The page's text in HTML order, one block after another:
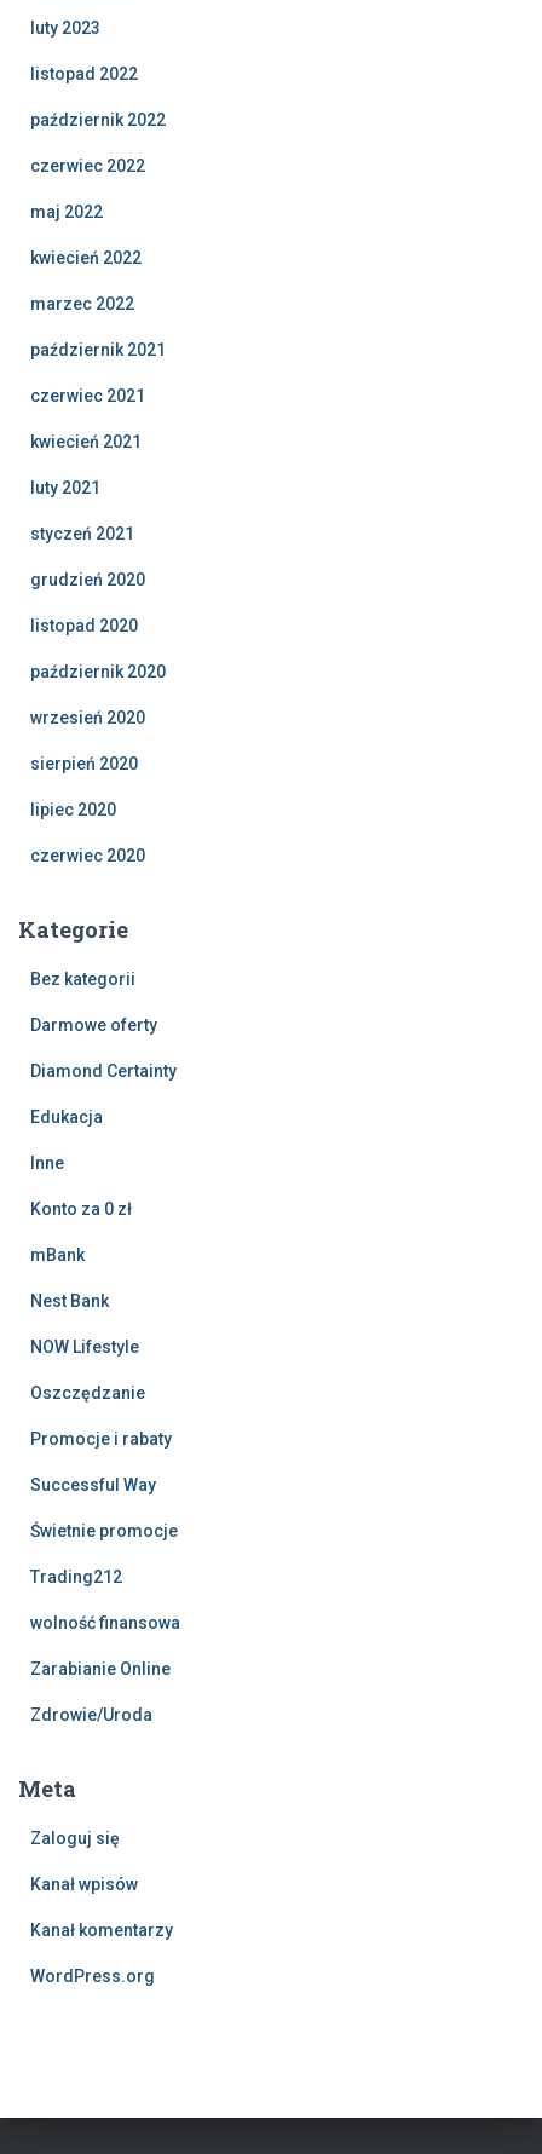
luty 2023
listopad 2022
październik 2022
czerwiec 2022
maj 2022
kwiecień 2022
marzec 2022
październik 2021
czerwiec 2021
kwiecień 2021
luty 2021
styczeń 2021
grudzień 2020
listopad 2020
październik 2020
wrzesień 2020
sierpień 2020
lipiec 2020
czerwiec 2020
Kategorie
Bez kategorii
Darmowe oferty
Diamond Certainty
Edukacja
Inne
Konto za 0 zł
mBank
Nest Bank
NOW Lifestyle
Oszczędzanie
Promocje i rabaty
Successful Way
Świetnie promocje
Trading212
wolność finansowa
Zarabianie Online
Zdrowie/Uroda
Meta
Zaloguj się
Kanał wpisów
Kanał komentarzy
WordPress.org